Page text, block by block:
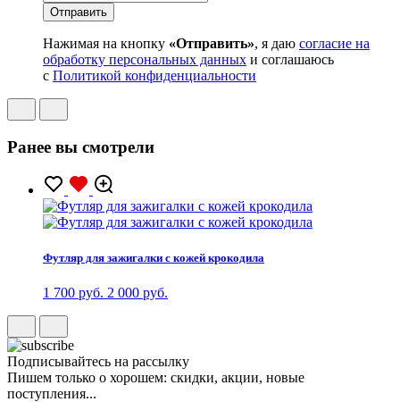
Нажимая на кнопку «Отправить», я даю согласие на
обработку персональных данных и соглашаюсь
с Политикой конфиденциальности
Ранее вы смотрели
Футляр для зажигалки с кожей крокодила
1 700 руб. 2 000 руб.
Подписывайтесь на рассылку
Пишем только о хорошем: скидки, акции, новые
поступления...